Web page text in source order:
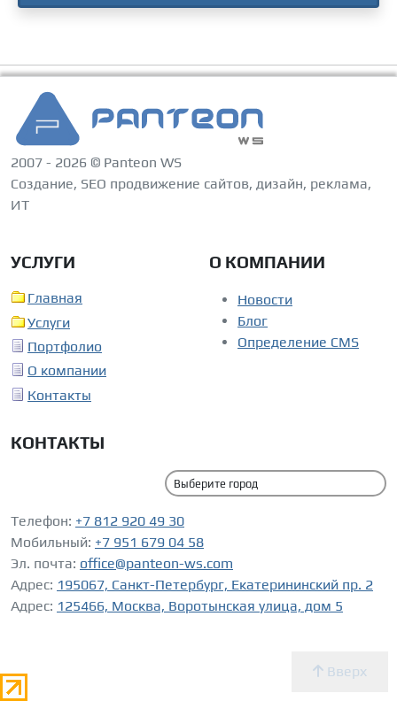
2007 - 2026 © Panteon WS
Создание, SEO продвижение сайтов, дизайн, реклама,
ИТ
УСЛУГИ
Главная
Услуги
Портфолио
О компании
Контакты
О КОМПАНИИ
Новости
Блог
Определение CMS
Вверх
КОНТАКТЫ
Телефон: +7 812 920 49 30
Мобильный: +7 951 679 04 58
Эл. почта: office@panteon-ws.com
Адрес: 195067, Санкт-Петербург, Екатерининский пр. 2
Адрес: 125466, Москва, Воротынская улица, дом 5